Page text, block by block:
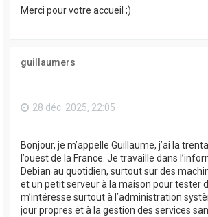
Merci pour votre accueil ;)
guillaumers
28 déc. 2025, 22:05
Bonjour, je m’appelle Guillaume, j’ai la
l’ouest de la France. Je travaille dans
Debian au quotidien, surtout sur des
et un petit serveur à la maison pour tester
m’intéresse surtout à l’administration
jour propres et à la gestion des services